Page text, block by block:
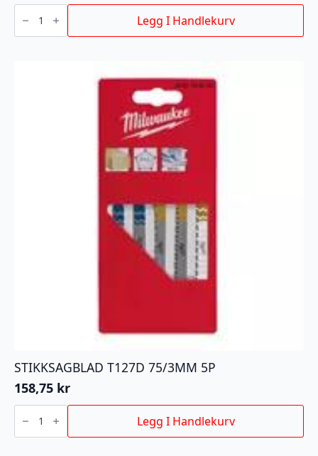
STIKKSAGBLAD
T101DP
75/4MM
5P
Legg I Handlekurv
STIKKSAGBLAD T127D 75/3MM 5P
158,75 kr
STIKKSAGBLAD
T127D
75/3MM
5P
Legg I Handlekurv